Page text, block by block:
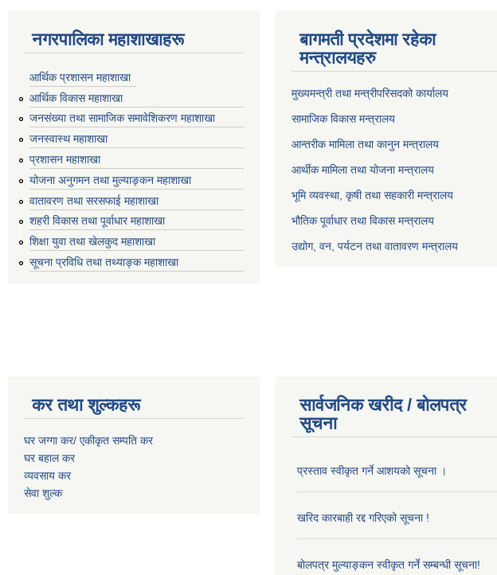
नगरपालिका महाशाखाहरू
आर्थिक प्रशासन महाशाखा
आर्थिक विकास महाशाखा
जनसंख्या तथा सामाजिक समावेशिकरण महाशाखा
जनस्वास्थ महाशाखा
प्रशासन महाशाखा
योजना अनुगमन तथा मुल्याङ्कन महाशाखा
वातावरण तथा सरसफाई महाशाखा
शहरी विकास तथा पूर्वाधार महाशाखा
शिक्षा युवा तथा खेलकुद महाशाखा
सूचना प्रविधि तथा तथ्याङ्क महाशाखा
बागमती प्रदेशमा रहेका
मन्त्रालयहरु
मुख्यमन्त्री तथा मन्त्रीपरिसदको कार्यालय
सामाजिक विकास मन्त्रालय
आन्तरीक मामिला तथा कानुन मन्त्रालय
आर्थीक मामिला तथा योजना मन्त्रालय
भूमि व्यवस्था, कृषी तथा सहकारी मन्त्रालय
भौतिक पूर्वाधार तथा विकास मन्त्रालय
उद्योग, वन, पर्यटन तथा वातावरण मन्त्रालय
कर तथा शुल्कहरू
घर जग्गा कर/ एकीकृत सम्पति कर
घर बहाल कर
व्यवसाय कर
सेवा शुल्क
सार्वजनिक खरीद / बोलपत्र
सूचना
प्रस्ताव स्वीकृत गर्ने आशयको सूचना ।
खरिद कारबाही रद्द गरिएको सूचना !
बोलपत्र मुल्याङ्कन स्वीकृत गर्ने सम्बन्धी सूचना!